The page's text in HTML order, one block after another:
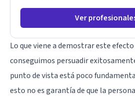
Ver
Lo que viene a demostrar este
conseguimos persuadir
punto de vista está poco
esto no es garantía de que la